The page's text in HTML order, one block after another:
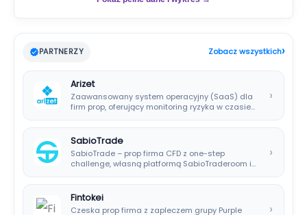
PARTNERZY Zobacz wszystkich›
Arizet
Zaawansowany system operacyjny (SaaS) dla
firm prop, oferujący monitoring ryzyka w czasie
›
SabioTrade
SabioTrade – prop firma CFD z one-step
challenge, własną platformą SabioTraderoom i
›
Fintokei
Czeska prop firma z zapleczem grupy Purple
›